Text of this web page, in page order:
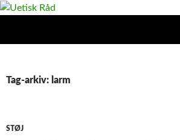
Hop
Tag-arkiv: larm
STØJ